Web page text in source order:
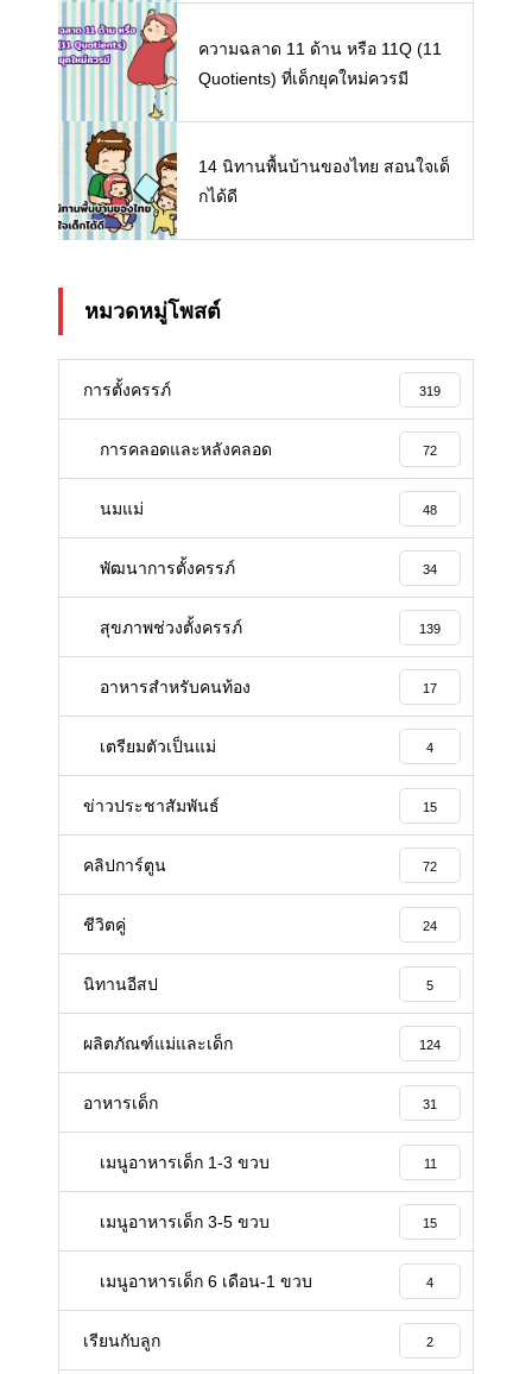
ความฉลาด 11 ด้าน หรือ 11Q (11
Quotients) ที่เด็กยุคใหม่ควรมี
14 นิทานพื้นบ้านของไทย สอนใจเด็
กได้ดี
หมวดหมู่โพสต์
การตั้งครรภ์ 319
การคลอดและหลังคลอด 72
นมแม่ 48
พัฒนาการตั้งครรภ์ 34
สุขภาพช่วงตั้งครรภ์ 139
อาหารสําหรับคนท้อง 17
เตรียมตัวเป็นแม่ 4
ข่าวประชาสัมพันธ์ 15
คลิปการ์ตูน 72
ชีวิตคู่ 24
นิทานอีสป 5
ผลิตภัณฑ์แม่และเด็ก 124
อาหารเด็ก 31
เมนูอาหารเด็ก 1-3 ขวบ 11
เมนูอาหารเด็ก 3-5 ขวบ 15
เมนูอาหารเด็ก 6 เดือน-1 ขวบ 4
เรียนกับลูก 2